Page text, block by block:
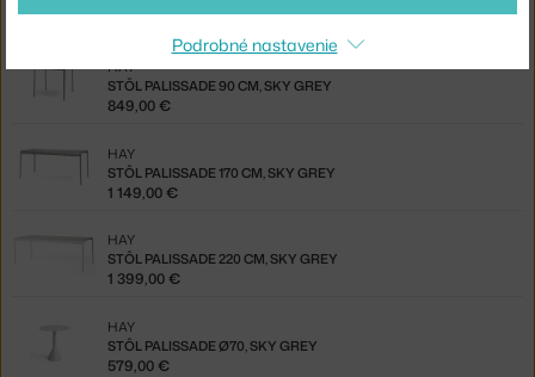
68,00 €
STÔL PALISSADE 90 CM, SKY GREY
HAY
849,00 €
STÔL PALISSADE 170 CM, SKY GREY
HAY
1 149,00 €
STÔL PALISSADE 220 CM, SKY GREY
HAY
1 399,00 €
STÔL PALISSADE Ø70, SKY GREY
HAY
579,00 €
Podrobné nastavenie